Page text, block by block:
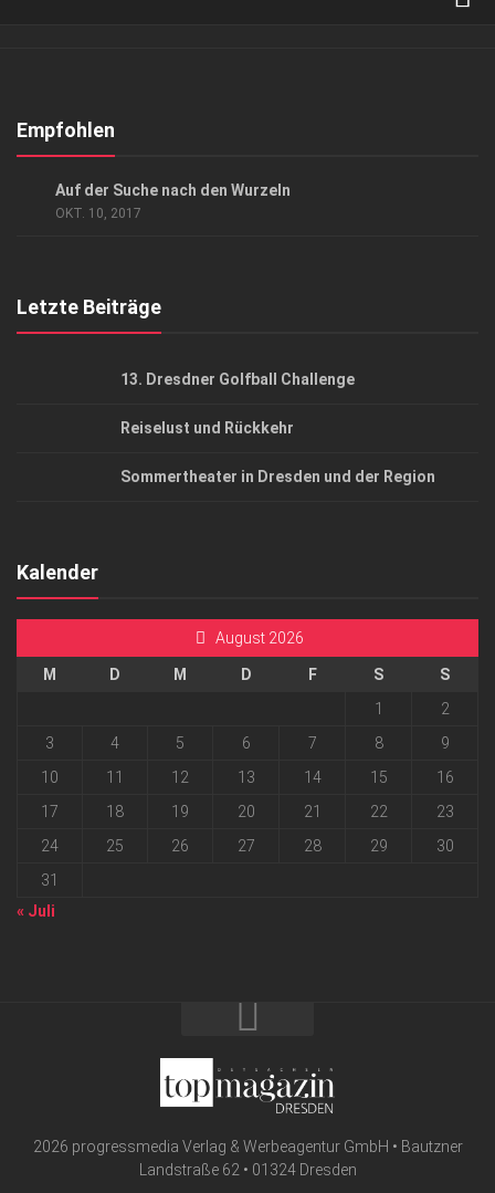
Kontakt, Impressum
Empfohlen
Auf der Suche nach den Wurzeln
OKT. 10, 2017
Letzte Beiträge
13. Dresdner Golfball Challenge
Reiselust und Rückkehr
Sommertheater in Dresden und der Region
Kalender
August 2026
M D M D F S
S
1
2
3
4 5 6 7 8
9
10
11 12 13 14 15
16
17
18 19 20 21 22
23
24
25 26 27 28 29
30
31
« Juli
2026 progressmedia Verlag & Werbeagentur GmbH • Bautzner
Landstraße 62 • 01324 Dresden